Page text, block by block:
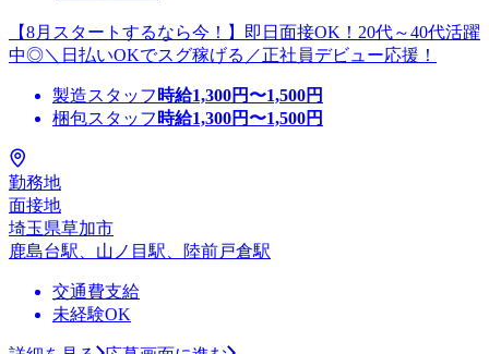
【8月スタートするなら今！】即日面接OK！20代～40代活躍
中◎＼日払いOKでスグ稼げる／正社員デビュー応援！
製造スタッフ 時給1,300円〜1,500円
梱包スタッフ 時給1,300円〜1,500円
勤務地
面接地
埼玉県草加市
鹿島台駅、山ノ目駅、陸前戸倉駅
交通費支給
未経験OK